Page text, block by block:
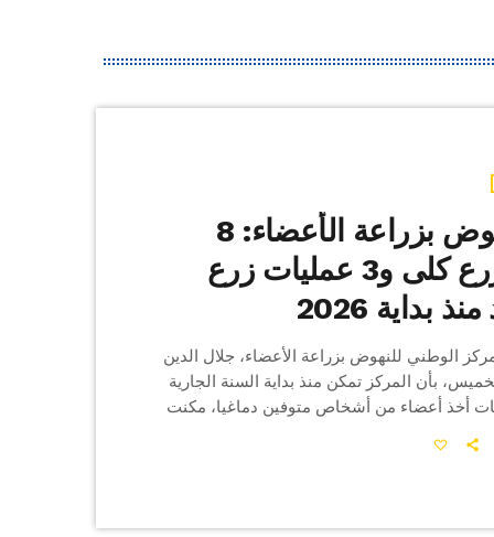
مركز النهوض بزراعة الأعضاء: 8
عمليات زرع كلى و3 عمليات زرع
بداية 2026
الوطني للنهوض بزراعة الأعضاء، جلال الدين
بأن المركز تمكن منذ بداية السنة الجارية
6 عمليات أخذ أعضاء من أشخاص متوفين دماغيا، مكنت
خلال يوم تحسيسي نظمه المركز بالشراكة مع